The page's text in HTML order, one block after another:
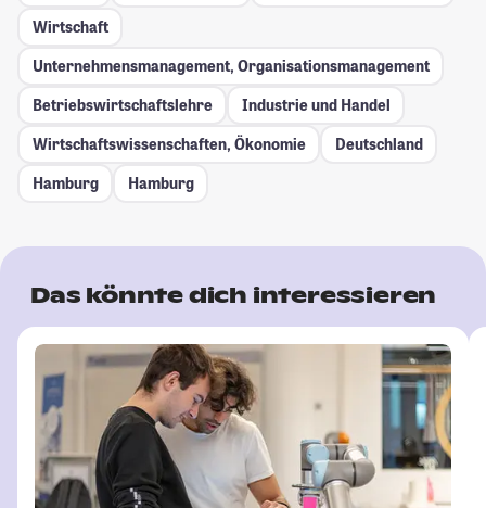
Wirtschaft
Unternehmensmanagement, Organisationsmanagement
Betriebswirtschaftslehre
Industrie und Handel
Wirtschaftswissenschaften, Ökonomie
Deutschland
Hamburg
Hamburg
Das könnte dich interessieren